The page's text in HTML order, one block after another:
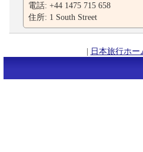
電話: +44 1475 715 658
住所: 1 South Street
| 日本旅行ホー